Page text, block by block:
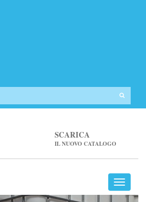
SCARICA
IL NUOVO CATALOGO